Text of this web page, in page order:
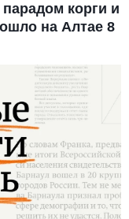
корги и
на Алтае 8